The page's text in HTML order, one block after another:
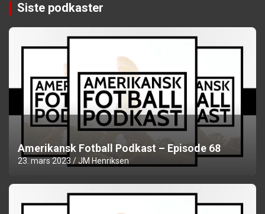
Siste podkaster
Amerikansk Fotball Podkast – Episode 68
23. mars 2023 JM Henriksen